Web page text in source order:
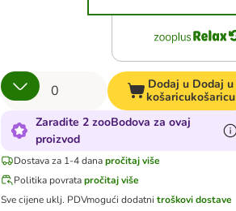
Dodaj u
košaricu
Dodaj u
košaricu
Zaradite 2 zooBodova za ovaj
proizvod
Dostava za 1-4 dana pročitaj više
Politika povrata pročitaj više
Sve cijene uklj. PDVmogući dodatni troškovi dostave